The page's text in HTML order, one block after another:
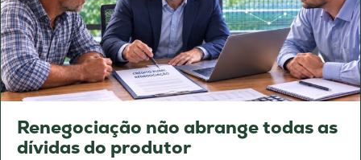
Renegociação não abrange todas as
dívidas do produtor